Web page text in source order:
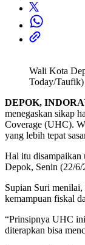
Wali Kota
Today/Taufik)
DEPOK,
menegaskan sikap
Coverage (UHC).
yang lebih tepat
Hal itu disampaikan
Depok, Senin (22/6/
Supian Suri menilai,
kemampuan fiskal
“Prinsipnya UHC
diterapkan bisa